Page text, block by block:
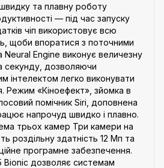
та плавну роботу
— під час запуску
чіп використовує всю
щоби впоратися з поточними
Engine виконує величезну
секунду, дозволяючи
інтелектом легко виконувати
Режим «Кіноефект», зйомка в
помічник Siri, доповнена
напрочуд швидко і плавно.
трьох камер Три камери на
роздільну здатність 12 Мп та
програмне забезпечення.
Bionic дозволяє системам